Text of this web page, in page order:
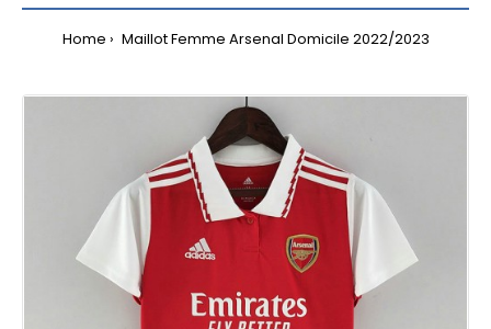
Home Maillot Femme Arsenal Domicile 2022/2023